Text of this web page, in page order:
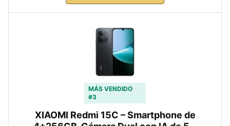
MÁS VENDIDO
#3
XIAOMI Redmi 15C – Smartphone de